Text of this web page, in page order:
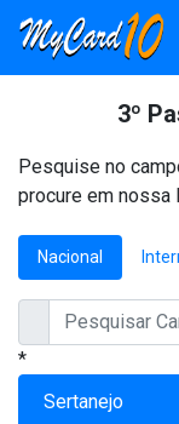
3º
Pesquise no
procure em nossa
Nacional
*
Sertanejo